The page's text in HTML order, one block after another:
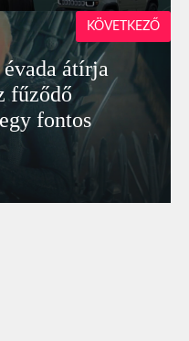
átírja
fűződő
fontos
KÖVETKEZŐ